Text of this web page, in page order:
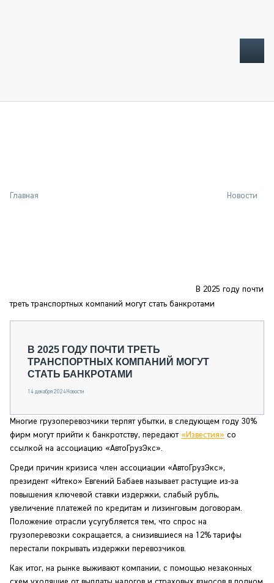
СПЕЦПРОЕКТЫ
О ПРОЕКТЕ
Главная Новости
В 2025 году почти
треть транспортных компаний могут стать банкротами
В 2025 ГОДУ ПОЧТИ ТРЕТЬ
ТРАНСПОРТНЫХ КОМПАНИЙ МОГУТ
СТАТЬ БАНКРОТАМИ
14 декабря 2024 Новости
Многие грузоперевозчики терпят убытки, в следующем году 30%
фирм могут прийти к банкротству, передают «Известия» со
ссылкой на ассоциацию «АвтоГрузЭкс».
Среди причин кризиса член ассоциации «АвтоГрузЭкс»,
президент «Итеко» Евгений Бабаев называет растущие из-за
повышения ключевой ставки издержки, слабый рубль,
увеличение платежей по кредитам и лизинговым договорам.
Положение отрасли усугубляется тем, что спрос на
грузоперевозки сокращается, а снизившиеся на 12% тарифы
перестали покрывать издержки перевозчиков.
Как итог, на рынке выживают компании, с помощью незаконных